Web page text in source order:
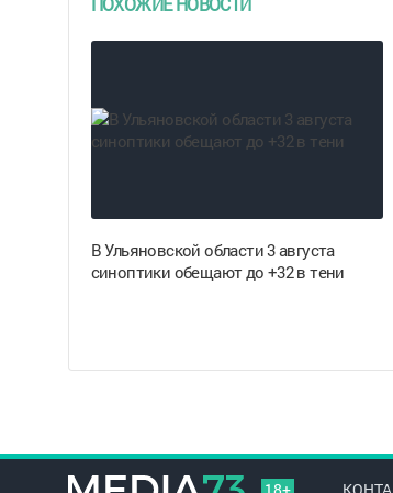
В Ульяновской области 3 августа
синоптики обещают до +32 в тени